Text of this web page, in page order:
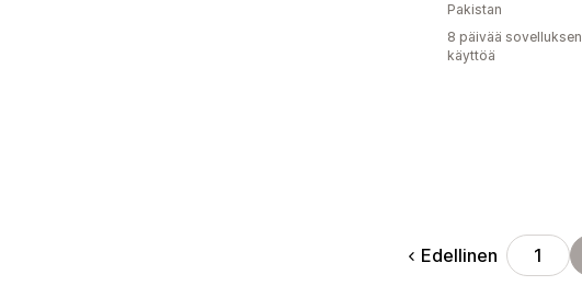
Pakistan
8 päivää sovelluksen
käyttöä
Edellinen 1